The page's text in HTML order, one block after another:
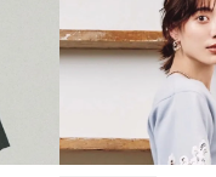
ロ名品も！日焼け対策ガ
の「ないと無理」なアイテ
ック7選 | CLASSY.[クラッシ